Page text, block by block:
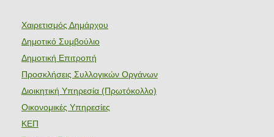
Χαιρετισμός Δημάρχου
Δημοτικό Συμβούλιο
Δημοτική Επιτροπή
Προσκλήσεις Συλλογικών Οργάνων
Διοικητική Υπηρεσία (Πρωτόκολλο)
Οικονομικές Υπηρεσίες
ΚΕΠ